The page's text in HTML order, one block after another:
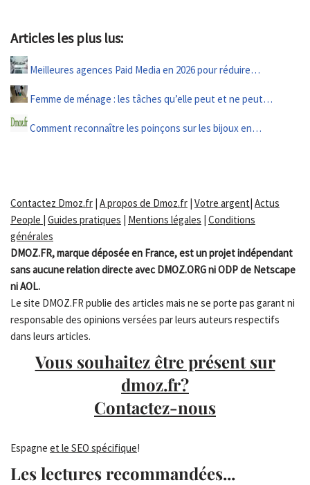
Articles les plus lus:
Meilleures agences Paid Media en 2026 pour réduire…
Femme de ménage : les tâches qu’elle peut et ne peut…
Comment reconnaître les poinçons sur les bijoux en…
Contactez Dmoz.fr | A propos de Dmoz.fr | Votre argent| Actus
People | Guides pratiques | Mentions légales | Conditions
générales
DMOZ.FR, marque déposée en France, est un projet indépendant
sans aucune relation directe avec DMOZ.ORG ni ODP de Netscape
ni AOL.
Le site DMOZ.FR publie des articles mais ne se porte pas garant ni
responsable des opinions versées par leurs auteurs respectifs
dans leurs articles.
Vous souhaitez être présent sur
dmoz.fr?
Contactez-nous
Espagne et le SEO spécifique!
Les lectures recommandées...